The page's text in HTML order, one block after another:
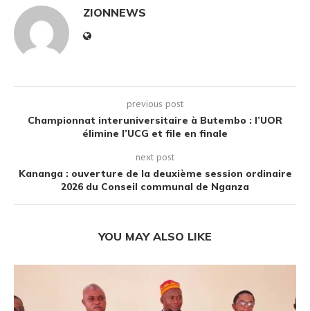
ZIONNEWS
previous post
Championnat interuniversitaire à Butembo : l’UOR
élimine l’UCG et file en finale
next post
Kananga : ouverture de la deuxième session ordinaire
2026 du Conseil communal de Nganza
YOU MAY ALSO LIKE